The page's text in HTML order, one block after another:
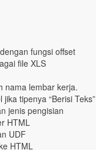
fungsi offset
file XLS
nama lembar kerja.
tipenya “Berisi Teks”
jenis pengisian
HTML
UDF
HTML